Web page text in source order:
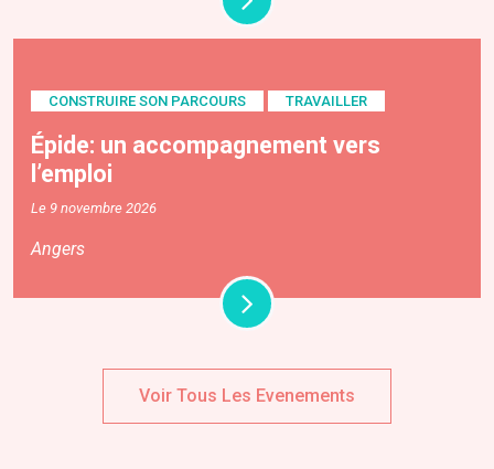
CONSTRUIRE SON PARCOURS TRAVAILLER
Épide: un accompagnement vers
l’emploi
Le 9 novembre 2026
Angers
Voir Tous Les Evenements